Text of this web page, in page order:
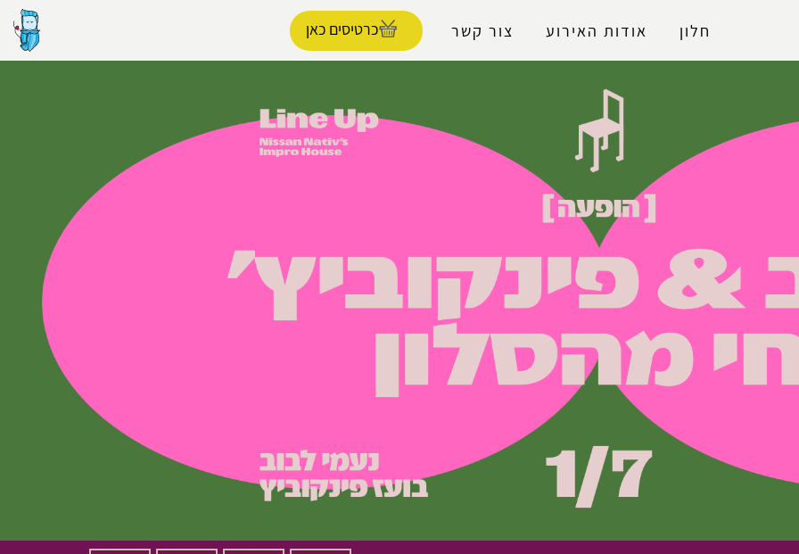
חלון אודות האירוע צור קשר כרטיסים כאן
הפרופיל שלי